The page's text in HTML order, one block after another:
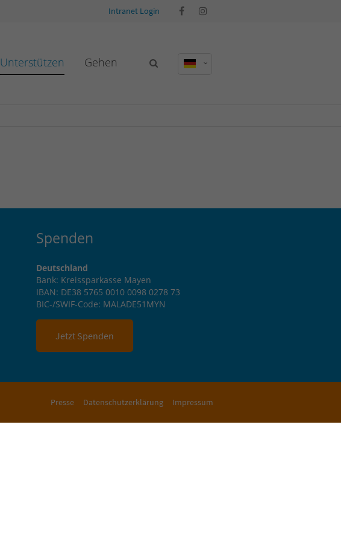
Intranet Login
Unterstützen Gehen
Spenden
Deutschland
Bank: Kreissparkasse Mayen
IBAN: DE38 5765 0010 0098 0278 73
BIC-/SWIF-Code: MALADE51MYN
Jetzt Spenden
Presse Datenschutzerklärung Impressum